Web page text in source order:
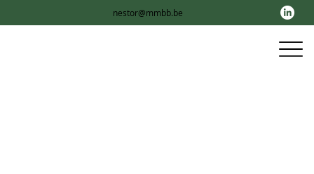
nestor@mmbb.be